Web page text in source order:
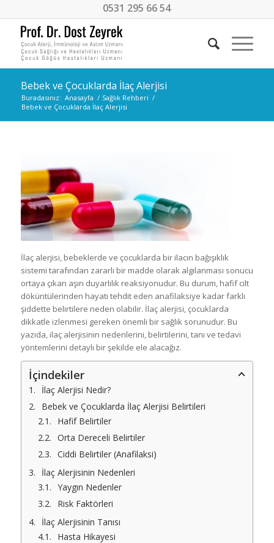
0531 295 66 54
Bebek ve Çocuklarda İlaç Alerjisi
Buradasınız: Anasayfa / Sağlık Rehberi /
Bebek ve Çocuklarda İlaç Alerjisi
İlaç alerjisi, bebeklerde ve çocuklarda bir ilacın bağışıklık
sistemi tarafından zararlı bir madde olarak algılanması sonucu
ortaya çıkan aşırı duyarlılık reaksiyonudur. Bu durum, hafif cilt
döküntülerinden hayatı tehdit eden anafilaksiye kadar farklı
şiddette belirtilere neden olabilir. İlaç alerjisi, çocuklarda
dikkatle izlenmesi gereken önemli bir sağlık sorunudur. Bu
yazıda, ilaç alerjisinin nedenlerini, belirtilerini, tanı ve tedavi
yöntemlerini detaylı bir şekilde ele alacağız.
İçindekiler
İlaç Alerjisi Nedir?
Bebek ve Çocuklarda İlaç Alerjisi Belirtileri
Hafif Belirtiler
Orta Dereceli Belirtiler
Ciddi Belirtiler (Anafilaksi)
İlaç Alerjisinin Nedenleri
Yaygın Nedenler
Risk Faktörleri
İlaç Alerjisinin Tanısı
Hasta Hikayesi